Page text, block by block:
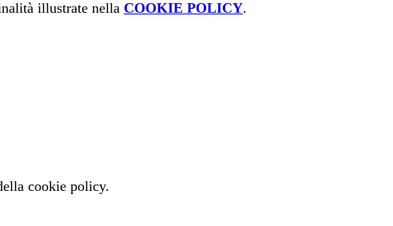
illustrate nella COOKIE POLICY.
cookie policy.